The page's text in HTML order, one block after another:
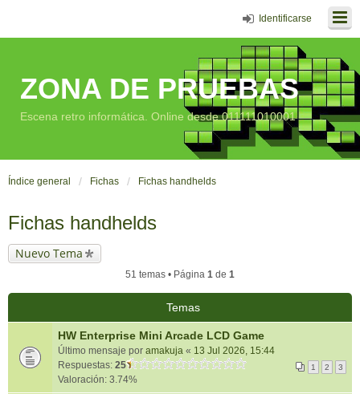
Identificarse
ZONA DE PRUEBAS
Escena retro informática. Online desde 011111010001
Índice general Fichas Fichas handhelds
Fichas handhelds
Nuevo Tema
51 temas • Página 1 de 1
Temas
HW Enterprise Mini Arcade LCD Game
Último mensaje por amakuja « 13 Jul 2026, 15:44
Respuestas: 25 1 2 3
Valoración: 3.74%